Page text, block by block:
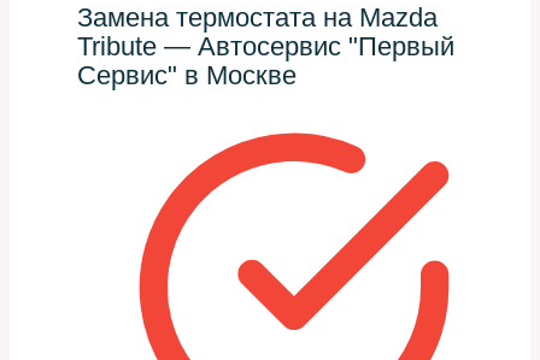
Замена термостата на Mazda
Tribute — Автосервис "Первый
Сервис" в Москве